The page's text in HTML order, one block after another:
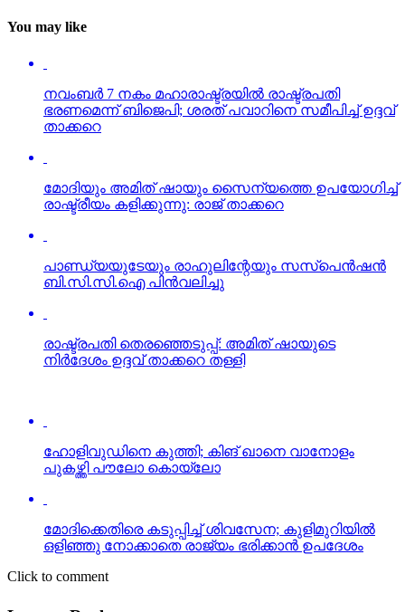
You may like
നവംബര്‍ 7 നകം മഹാരാഷ്ട്രയില്‍ രാഷ്ട്രപതി
ഭരണമെന്ന് ബിജെപി; ശരത് പവാറിനെ സമീപിച്ച് ഉദ്ദവ്
താക്കറെ
മോദിയും അമിത് ഷായും സൈന്യത്തെ ഉപയോഗിച്ച്
രാഷ്ട്രീയം കളിക്കുന്നു: രാജ് താക്കറെ
പാണ്ഡ്യയുടേയും രാഹുലിന്റേയും സസ്‌പെന്‍ഷന്‍
ബി.സി.സി.ഐ പിന്‍വലിച്ചു
രാഷ്ട്രപതി തെരഞ്ഞെടുപ്പ്: അമിത് ഷായുടെ
നിര്‍ദേശം ഉദ്ദവ് താക്കറെ തള്ളി
Click to comment
Leave a Reply